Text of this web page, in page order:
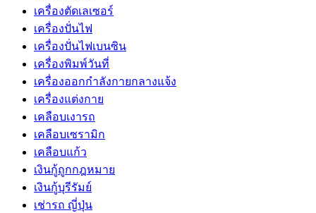
เครื่องตัดเลเซอร์
เครื่องปั่นไฟ
เครื่องปั่นไฟเบนซิน
เครื่องพิมพ์วันที่
เครื่องออกกำลังกายกลางแจ้ง
เครื่องแต่งกาย
เคลือบเงารถ
เคลือบเซรามิก
เคลือบแก้ว
เงินกู้ถูกกฎหมาย
เงินกู้บุรีรัมย์
เช่ารถ ญี่ปุ่น